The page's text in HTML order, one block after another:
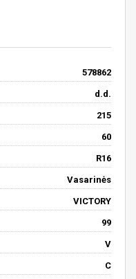
578862
d.d.
215
60
R16
Vasarinės
VICTORY
99
V
C